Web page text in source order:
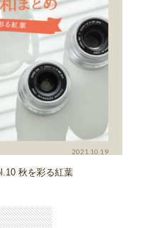
2021.10.19
秋を彩る紅葉